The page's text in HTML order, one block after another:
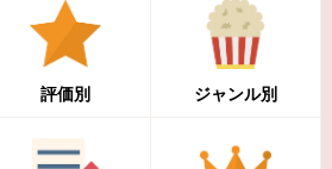
評価別 ジャンル別